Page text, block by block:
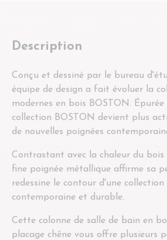
Description
Conçu et dessiné par le bureau
équipe de design a fait évoluer la
modernes en bois BOSTON.
collection BOSTON devient plus
de nouvelles poignées
Contrastant avec la chaleur du
fine poignée métallique affirme sa
redessine le contour d'une collection
contemporaine et durable.
Cette colonne de salle de bain en
placage chêne vous offre plusieurs